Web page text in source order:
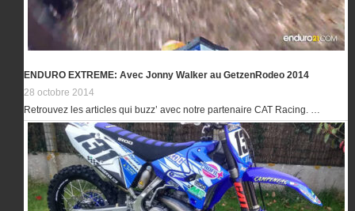
ENDURO EXTREME: Avec Jonny Walker au GetzenRodeo 2014
28 octobre 2014
Retrouvez les articles qui buzz’ avec notre partenaire CAT Racing. …